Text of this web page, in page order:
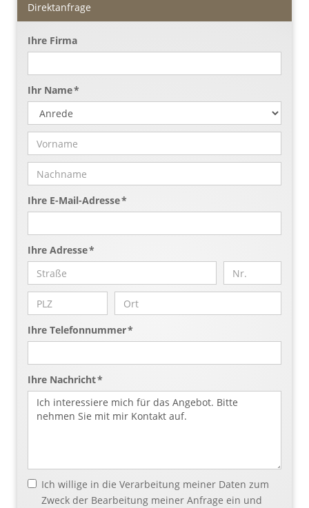
Direktanfrage
Ihre Firma
Ihr Name *
Ihre E-Mail-Adresse *
Ihre Adresse *
Ihre Telefonnummer *
Ihre Nachricht *
Ich willige in die Verarbeitung meiner Daten zum
Zweck der Bearbeitung meiner Anfrage ein und